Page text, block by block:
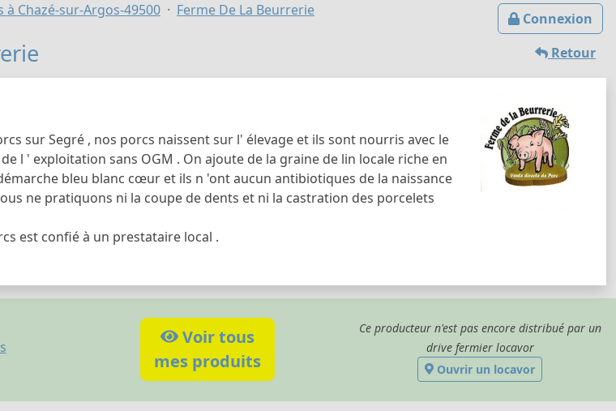
Connexion
Chazé-sur-Argos-49500 Ferme De La Beurrerie
Retour
sur Segré , nos porcs naissent sur l' élevage et ils sont nourris avec le
l ' exploitation sans OGM . On ajoute de la graine de lin locale riche en
bleu blanc cœur et ils n 'ont aucun antibiotiques de la naissance
ne pratiquons ni la coupe de dents et ni la castration des porcelets
est confié à un prestataire local .
Voir tous
mes produits
Ce producteur n'est pas encore distribué par un
drive fermier locavor
Ouvrir un locavor